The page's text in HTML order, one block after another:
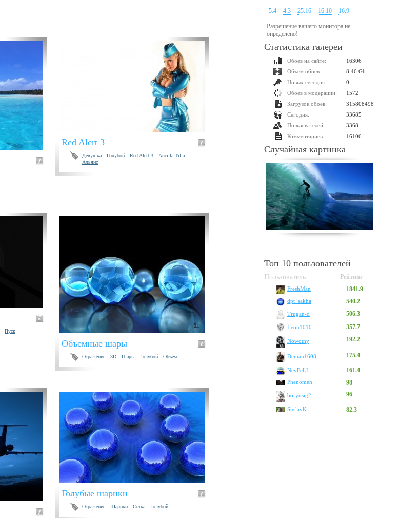
Red Alert 3
Девушка Голубой Red Alert 3
Ancilla Tilia
Альянс
Пуск
Объемные шары
Отражение 3D Шары Голубой Объем
Голубые шарики
Отражение Шарики Сетка Голубой
5:4 4:3 25:16 16:10 16:9
Разрешение вашего монитора не
определено!
Статистика галереи
Обоев на сайте:
16306
Объем обоев:
8,46 Gb
Новых сегодня:
0
Обоев в модерации:
1572
Загрузок обоев:
315808498
Сегодня:
33685
Пользователей:
3368
Комментариев:
16106
Случайная картинка
Топ 10 пользователей
Пользователь Рейтинг
FreshMan 1841.9
dpt_sakha 540.2
Trugan-d 506.3
Leon1010 357.7
Nowotny 192.2
Deman1608 175.4
NevFeLL 161.4
Phenomen 98
boryusig2 96
SuslayK 82.3